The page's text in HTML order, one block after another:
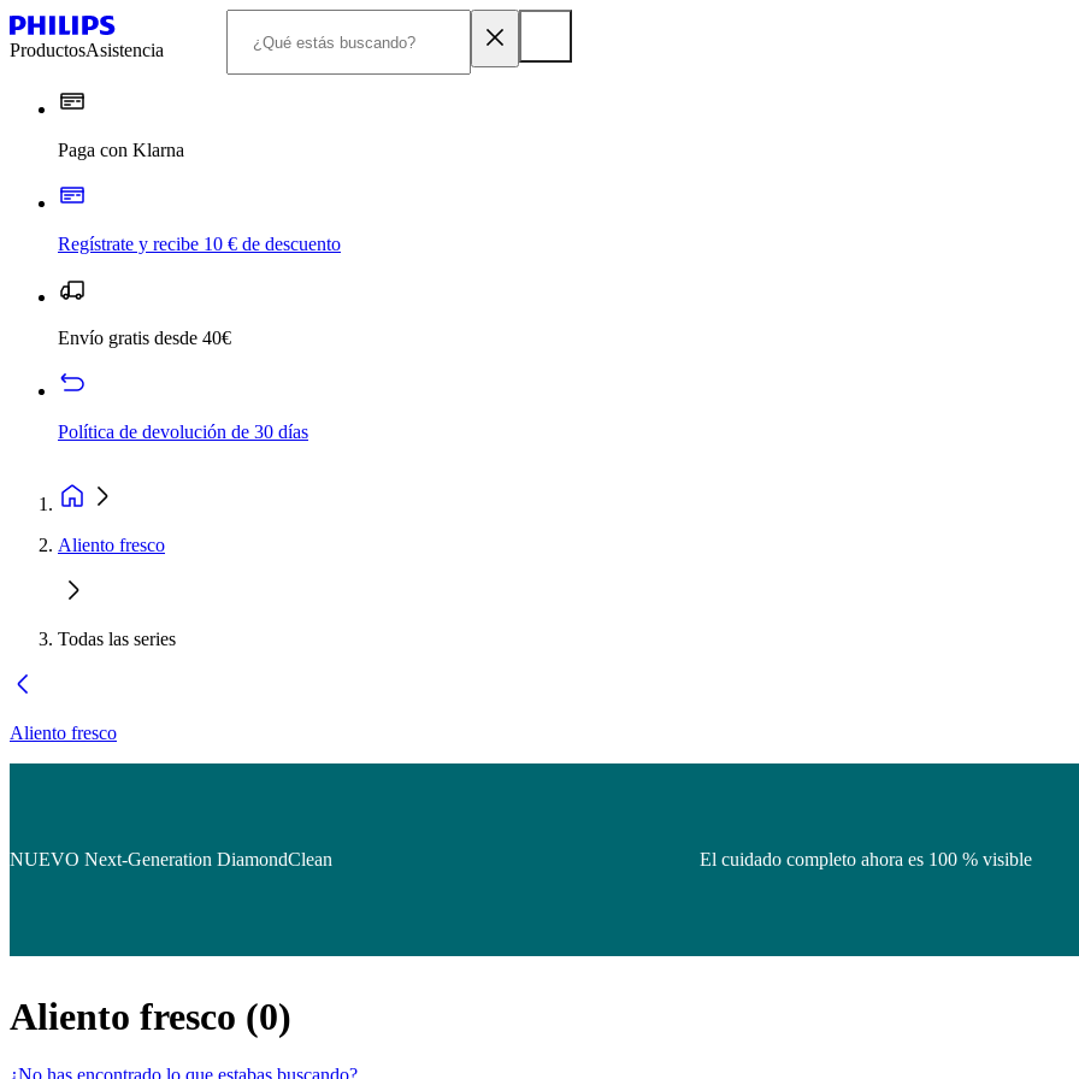
ProductosAsistencia
Paga con Klarna
Regístrate y recibe 10 € de descuento
Envío gratis desde 40€
Política de devolución de 30 días
Aliento fresco
Todas las series
Aliento fresco
NUEVO Next-Generation DiamondClean El cuidado completo ahora es 100 % visible
Aliento fresco (0)